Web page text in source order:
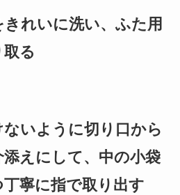
れいに洗い、ふた用
る
いように切り口から
えにして、中の小袋
寧に指で取り出す